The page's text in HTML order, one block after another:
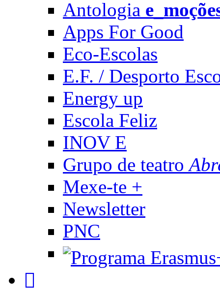
Antologia
Apps For Good
Eco-Escolas
E.F. / Desporto
Energy up
Escola Feliz
INOV E
Grupo de teatro
Mexe-te +
Newsletter
PNC